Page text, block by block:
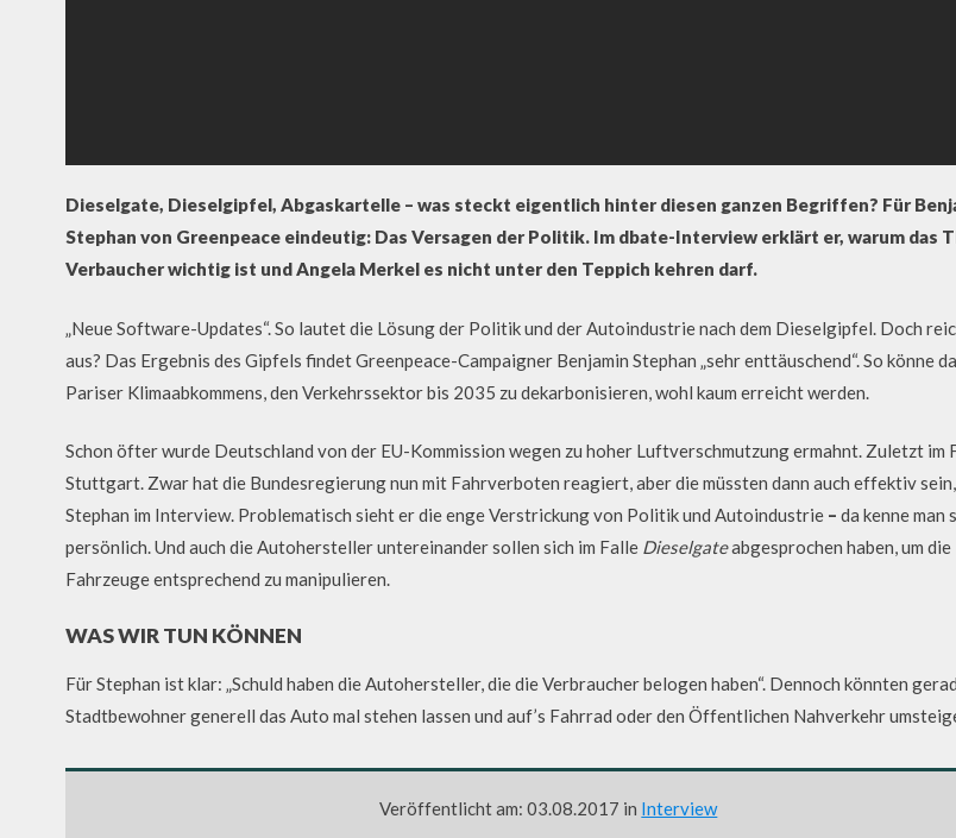
Dieselgate, Dieselgipfel, Abgaskartelle – was steckt eigentlich hinter diesen ganzen Begriffen? Für
Stephan von Greenpeace eindeutig: Das Versagen der Politik. Im dbate-Interview erklärt er, warum das
Verbaucher wichtig ist und Angela Merkel es nicht unter den Teppich kehren darf.
„Neue Software-Updates“. So lautet die Lösung der Politik und der Autoindustrie nach dem Dieselgipfel. Doch
aus? Das Ergebnis des Gipfels findet Greenpeace-Campaigner Benjamin Stephan „sehr enttäuschend“. So könne
Pariser Klimaabkommens, den Verkehrssektor bis 2035 zu dekarbonisieren, wohl kaum erreicht werden.
Schon öfter wurde Deutschland von der EU-Kommission wegen zu hoher Luftverschmutzung ermahnt. Zuletzt im
Stuttgart. Zwar hat die Bundesregierung nun mit Fahrverboten reagiert, aber die müssten dann auch effektiv
Stephan im Interview. Problematisch sieht er die enge Verstrickung von Politik und Autoindustrie – da kenne man
persönlich. Und auch die Autohersteller untereinander sollen sich im Falle Dieselgateabgesprochen haben, um die
Fahrzeuge entsprechend zu manipulieren.
WAS WIR TUN KÖNNEN
Für Stephan ist klar: „Schuld haben die Autohersteller, die die Verbraucher belogen haben“. Dennoch könnten
Stadtbewohner generell das Auto mal stehen lassen und auf’s Fahrrad oder den Öffentlichen Nahverkehr
Veröffentlicht am: 03.08.2017 in Interview